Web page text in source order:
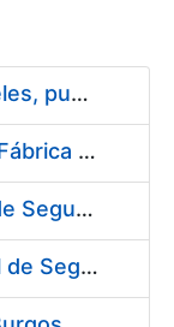
Suscripción de Acuerdo Marco para el Suministro de Acero para la fabricación de puntas para troqueles, punzones y matrices
Suscripción de Acuerdo Marco para el Suministro de Rodamientos y material de Transmisión para la Fábrica de Papel de Seguridad de la FNMT-RCM en Burgos
Suscripción de Acuerdo Marco para el Suministro de Material de Ferretería para la Fábrica de Papel de Seguridad de la FNMT-RCM en Burgos
Suscripción de Acuerdo Marco para el Suministro de Material de Electricidad para la Fábrica de Papel de Seguridad de la FNMT-RCM en Burgos